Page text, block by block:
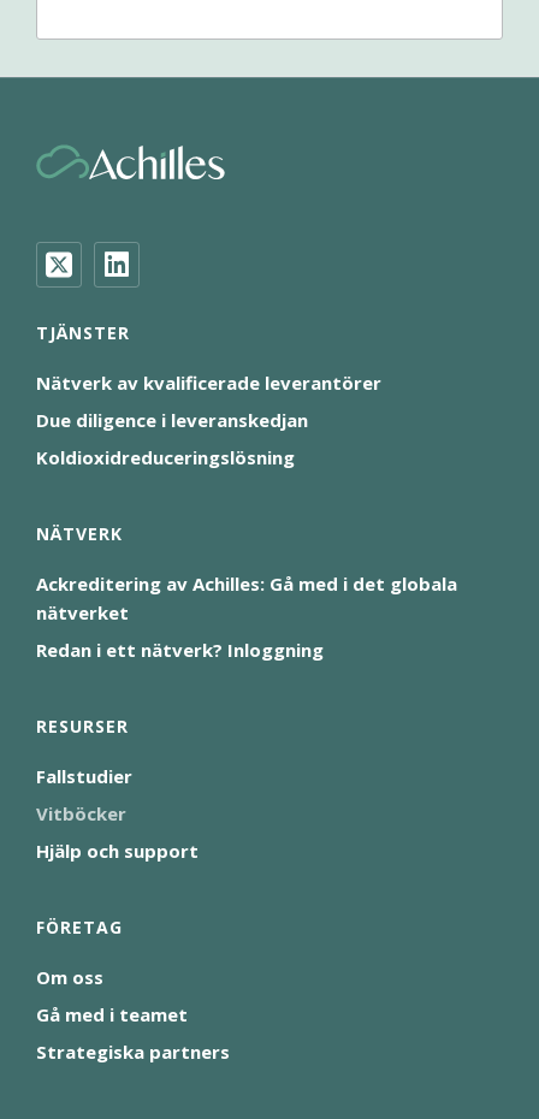
TJÄNSTER
Nätverk av kvalificerade leverantörer
Due diligence i leveranskedjan
Koldioxidreduceringslösning
NÄTVERK
Ackreditering av Achilles: Gå med i det globala
nätverket
Redan i ett nätverk? Inloggning
RESURSER
Fallstudier
Vitböcker
Hjälp och support
FÖRETAG
Om oss
Gå med i teamet
Strategiska partners